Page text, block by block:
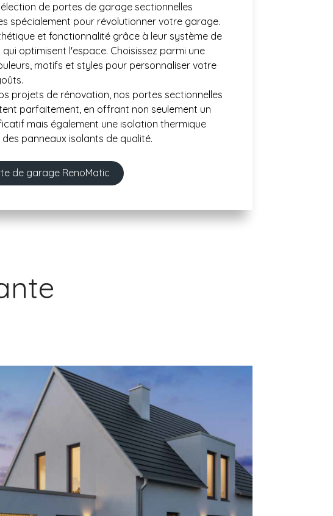
de portes de garage sectionnelles
spécialement pour révolutionner votre garage.
et fonctionnalité grâce à leur système de
optimisent l'espace. Choisissez parmi une
motifs et styles pour personnaliser votre
projets de rénovation, nos portes sectionnelles
parfaitement, en offrant non seulement un
mais également une isolation thermique
panneaux isolants de qualité.
de garage RenoMatic